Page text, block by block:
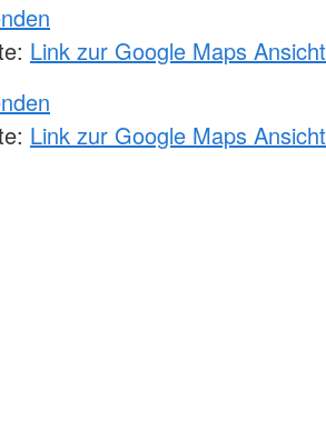
Link zur Google Maps Ansicht
Link zur Google Maps Ansicht